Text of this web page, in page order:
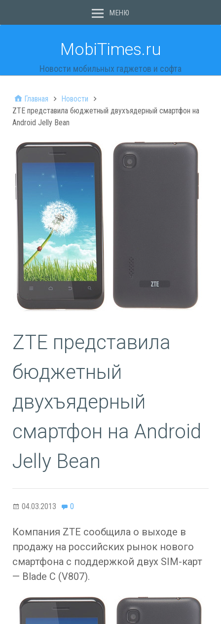
МЕНЮ
MobiTimes.ru
Новости мобильных гаджетов и софта
Главная
Новости
ZTE представила бюджетный двухъядерный смартфон на
Android Jelly Bean
ZTE представила
бюджетный
двухъядерный
смартфон на Android
Jelly Bean
04.03.2013 0
Компания ZTE сообщила о выходе в
продажу на российских рынок нового
смартфона с поддержкой двух SIM-карт
— Blade C (V807).